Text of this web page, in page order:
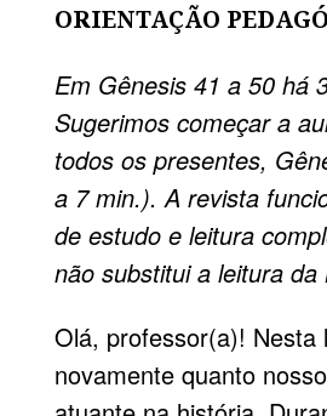
ORIENTAÇÃO
Em Gênesis 41 a 50 há
Sugerimos começar a
todos os presentes,
a 7 min.). A revista
de estudo e leitura
não substitui a leitura da
Olá, professor(a)! Nesta
novamente quanto